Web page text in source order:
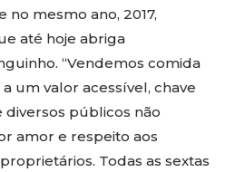
mesmo ano, 2017,
até hoje abriga
“Vendemos comida
um valor acessível, chave
diversos públicos não
amor e respeito aos
Todas as sextas